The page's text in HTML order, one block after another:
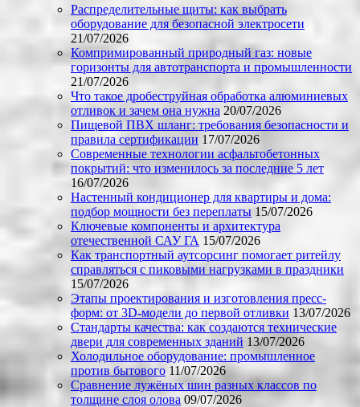
Распределительные щиты: как выбрать
оборудование для безопасной электросети
21/07/2026
Компримированный природный газ: новые
горизонты для автотранспорта и промышленности
21/07/2026
Что такое дробеструйная обработка алюминиевых
отливок и зачем она нужна 20/07/2026
Пищевой ПВХ шланг: требования безопасности и
правила сертификации 17/07/2026
Современные технологии асфальтобетонных
покрытий: что изменилось за последние 5 лет
16/07/2026
Настенный кондиционер для квартиры и дома:
подбор мощности без переплаты 15/07/2026
Ключевые компоненты и архитектура
отечественной САУ ГА 15/07/2026
Как транспортный аутсорсинг помогает ритейлу
справляться с пиковыми нагрузками в праздники
15/07/2026
Этапы проектирования и изготовления пресс-
форм: от 3D-модели до первой отливки 13/07/2026
Стандарты качества: как создаются технические
двери для современных зданий 13/07/2026
Холодильное оборудование: промышленное
против бытового 11/07/2026
Сравнение лужёных шин разных классов по
толщине слоя олова 09/07/2026